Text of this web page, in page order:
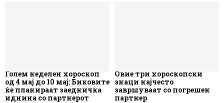
Голем неделен хороскоп
од 4 мај до 10 мај: Биковите
ќе планираат заедничка
иднина со партнерот
Овие три хороскопски
знаци најчесто
завршуваат со погрешен
партнер